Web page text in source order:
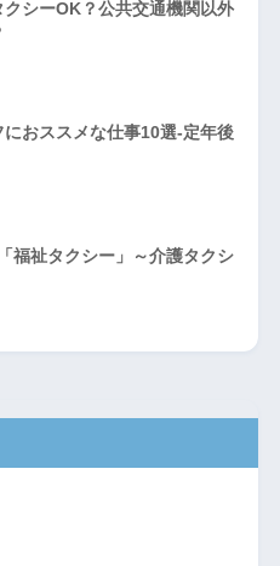
クシーOK？公共交通機関以外
におススメな仕事10選-定年後
福祉タクシー」～介護タクシ